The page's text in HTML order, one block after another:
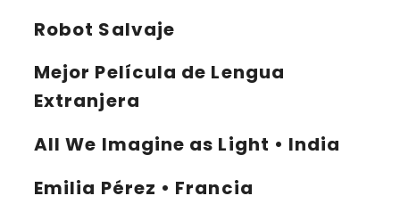
Robot Salvaje
Mejor Película de Lengua
Extranjera
All We Imagine as Light • India
Emilia Pérez • Francia